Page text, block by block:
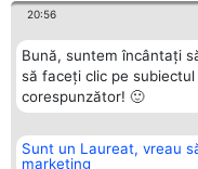
20:56
Bună, suntem încântați
să faceți clic pe
corespunzător! 🙂
Sunt un Laureat, vreau
marketing
Organizator Ranking
BRIGHT SOLUTIONS BR SRL